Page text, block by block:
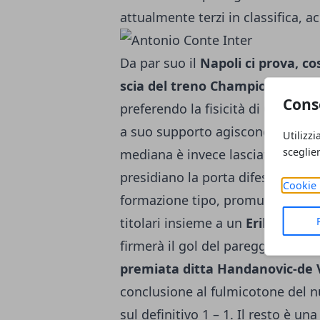
Cookie
attualmente terzi in classifica,
Da par suo il Napoli ci prova,
scia del treno Champions
preferendo la fisicità di
a suo supporto agiscono
mediana è invece lasciata a
presidiano la porta difesa da
formazione tipo, promuovendo
titolari insieme a un Eriksen
firmerà il gol del pareggio,
premiata ditta Handanovic-de
conclusione al fulmicotone del
sul definitivo 1 – 1. Il resto è